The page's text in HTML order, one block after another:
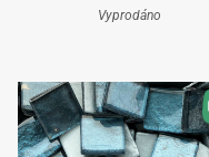
Vyprodáno
Tyrkysová